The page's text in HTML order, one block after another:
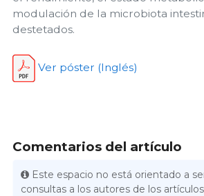
modulación de la microbiota
destetados.
Ver póster (Inglés)
Comentarios del artículo
Este espacio no está orientado a
consultas a los autores de los